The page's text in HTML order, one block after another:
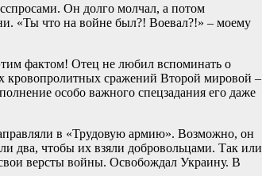
Он долго молчал, а потом
«Ты что на войне был?! Воевал?!» – моему
фактом! Отец не любил вспоминать о
кровопролитных сражений Второй мировой –
особо важного спецзадания его даже
в «Трудовую армию». Возможно, он
два, чтобы их взяли добровольцами. Так или
версты войны. Освобождал Украину. В